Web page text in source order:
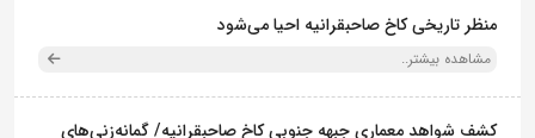
منظر تاریخی کاخ صاحبقرانیه احیا می‌شود
مشاهده بیشتر..
کشف شواهد معماری جبهه جنوبی کاخ صاحبقرانیه/ گمانه‌زنی‌های